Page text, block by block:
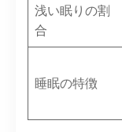
浅い眠りの割
合
睡眠の特徴